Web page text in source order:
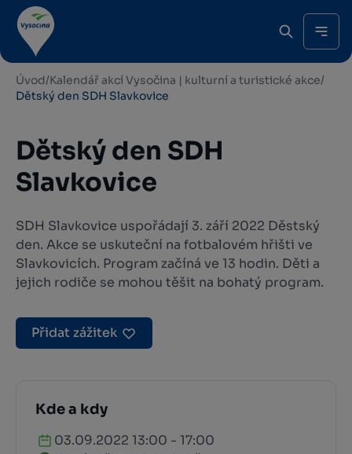
Úvod/Kalendář akcí Vysočina | kulturní a turistické akce/
Dětský den SDH Slavkovice
Dětský den SDH
Slavkovice
SDH Slavkovice uspořádají 3. září 2022 Děstský
den. Akce se uskuteční na fotbalovém hřišti ve
Slavkovicích. Program začíná ve 13 hodin. Děti a
jejich rodiče se mohou těšit na bohatý program.
Přidat zážitek
Kde a kdy
03.09.2022 13:00 - 17:00